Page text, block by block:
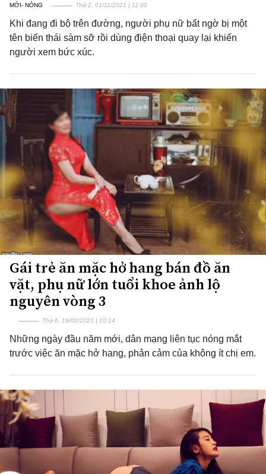
MỚI- NÓNG Thứ 2, 01/11/2021 | 11:00
Khi đang đi bộ trên đường, người phụ nữ bất ngờ bị một
tên biến thái sàm sỡ rồi dùng điện thoại quay lại khiến
người xem bức xúc.
Gái trẻ ăn mặc hở hang bán đồ ăn
vặt, phụ nữ lớn tuổi khoe ảnh lộ
nguyên vòng 3
Thứ 6, 19/02/2021 | 10:14
Những ngày đầu năm mới, dân mạng liên tục nóng mắt
trước việc ăn mặc hở hang, phản cảm của không ít chị em.